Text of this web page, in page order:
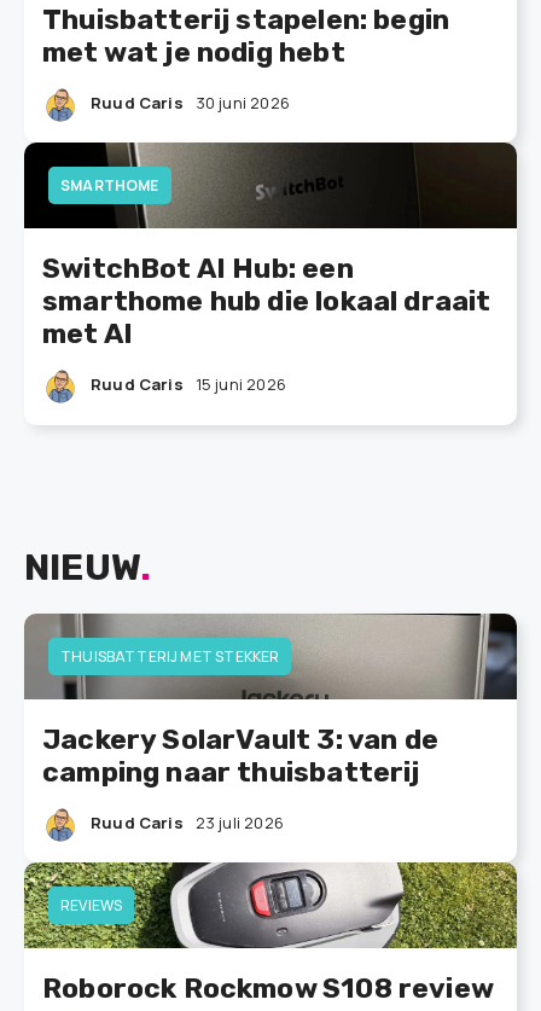
Thuisbatterij stapelen: begin
met wat je nodig hebt
Ruud Caris 30 juni 2026
SMARTHOME
SwitchBot AI Hub: een
smarthome hub die lokaal draait
met AI
Ruud Caris 15 juni 2026
NIEUW.
THUISBATTERIJ MET STEKKER
Jackery SolarVault 3: van de
camping naar thuisbatterij
Ruud Caris 23 juli 2026
REVIEWS
Roborock Rockmow S108 review